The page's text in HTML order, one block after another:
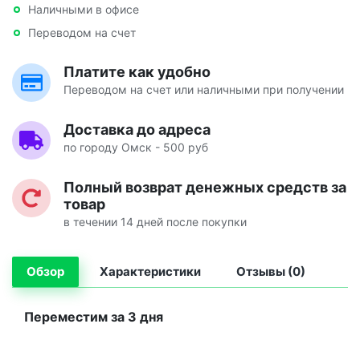
Наличными в офисе
Переводом на счет
Платите как удобно
Переводом на счет или наличными при получении
Доставка до адреса
по городу Омск - 500 руб
Полный возврат денежных средств за
товар
в течении 14 дней после покупки
Обзор Характеристики Отзывы (0)
Переместим за 3 дня